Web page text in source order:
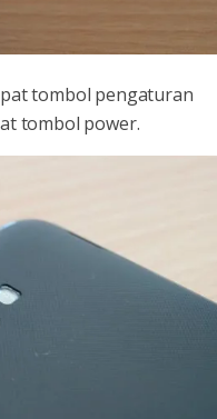
tombol pengaturan
tombol power.